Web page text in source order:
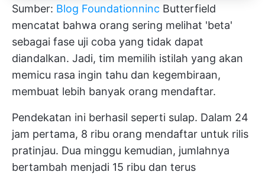
Sumber: Blog Foundationninc Butterfield
mencatat bahwa orang sering melihat 'beta'
sebagai fase uji coba yang tidak dapat
diandalkan. Jadi, tim memilih istilah yang akan
memicu rasa ingin tahu dan kegembiraan,
membuat lebih banyak orang mendaftar.
Pendekatan ini berhasil seperti sulap. Dalam 24
jam pertama, 8 ribu orang mendaftar untuk rilis
pratinjau. Dua minggu kemudian, jumlahnya
bertambah menjadi 15 ribu dan terus